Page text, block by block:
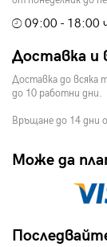
09:00 - 18:00
Доставка и
Доставка до всяка
до 10 работни дни.
Връщане до 14 дни
Може да